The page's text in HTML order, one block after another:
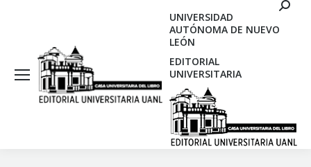
UNIVERSIDAD
AUTÓNOMA DE NUEVO
LEÓN
EDITORIAL
UNIVERSITARIA